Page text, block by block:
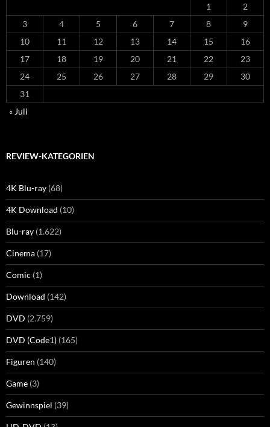
1
2
3
4 5 6 7 8
9
10
11 12 13 14 15
16
17
18 19 20 21 22
23
24
25 26 27 28 29
30
31
« Juli
REVIEW-KATEGORIEN
4K Blu-ray (68)
4K Download (10)
Blu-ray (1.622)
Cinema (17)
Comic (1)
Download (142)
DVD (2.759)
DVD (Code1) (165)
Figuren (140)
Game (3)
Gewinnspiel (39)